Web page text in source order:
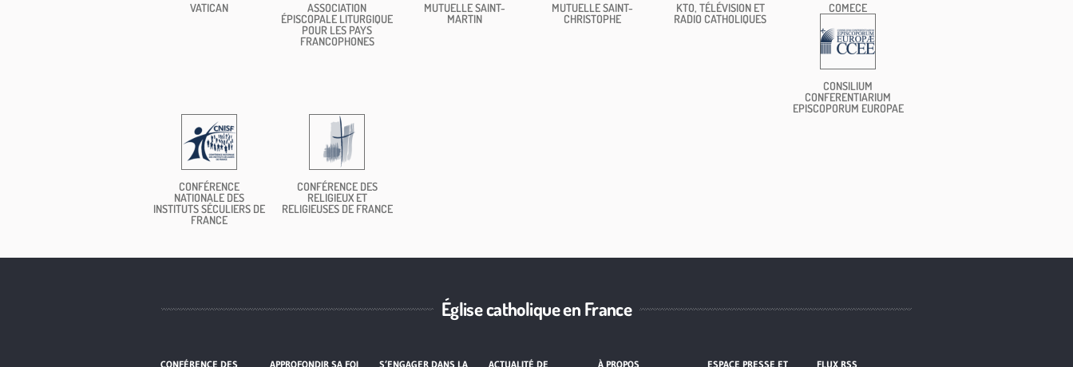
VATICAN
ASSOCIATION
ÉPISCOPALE LITURGIQUE
POUR LES PAYS
FRANCOPHONES
MUTUELLE SAINT-
MARTIN
MUTUELLE SAINT-
CHRISTOPHE
KTO, TÉLÉVISION ET
RADIO CATHOLIQUES
COMECE
CONSILIUM
CONFERENTIARIUM
EPISCOPORUM EUROPAE
CONFÉRENCE
NATIONALE DES
INSTITUTS SÉCULIERS DE
FRANCE
CONFÉRENCE DES
RELIGIEUX ET
RELIGIEUSES DE FRANCE
Église catholique en France
CONFÉRENCE DES APPROFONDIR SA FOI S’ENGAGER DANS LA ACTUALITÉ DE À PROPOS ESPACE PRESSE ET FLUX RSS